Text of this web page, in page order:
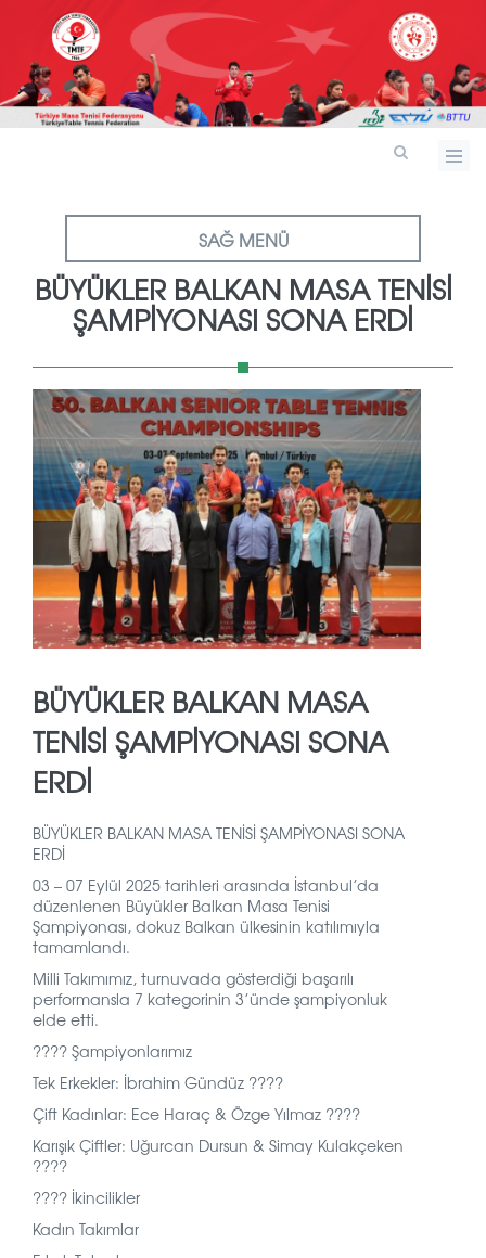
SAĞ MENÜ
BÜYÜKLER BALKAN MASA TENİSİ
ŞAMPİYONASI SONA ERDİ
BÜYÜKLER BALKAN MASA
TENİSİ ŞAMPİYONASI SONA
ERDİ
BÜYÜKLER BALKAN MASA TENİSİ ŞAMPİYONASI SONA
ERDİ
03 – 07 Eylül 2025 tarihleri arasında İstanbul’da
düzenlenen Büyükler Balkan Masa Tenisi
Şampiyonası, dokuz Balkan ülkesinin katılımıyla
tamamlandı.
Milli Takımımız, turnuvada gösterdiği başarılı
performansla 7 kategorinin 3’ünde şampiyonluk
elde etti.
???? Şampiyonlarımız
Tek Erkekler: İbrahim Gündüz ????
Çift Kadınlar: Ece Haraç & Özge Yılmaz ????
Karışık Çiftler: Uğurcan Dursun & Simay Kulakçeken
????
???? İkincilikler
Kadın Takımlar